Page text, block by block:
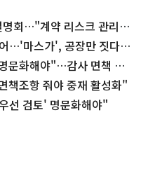
명회…"계약 리스크 관리
…'마스가', 공장만 짓다가
문화해야"…감사 면책 제
책조항 줘야 중재 활성화"
선 검토' 명문화해야"